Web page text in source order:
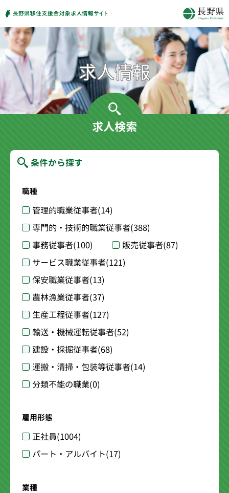
求人検索
条件から探す
職種
管理的職業従事者(14)
専門的・技術的職業従事者(388)
事務従事者(100) 販売従事者(87)
サービス職業従事者(121)
保安職業従事者(13)
農林漁業従事者(37)
生産工程従事者(127)
輸送・機械運転従事者(52)
建設・採掘従事者(68)
運搬・清掃・包装等従事者(14)
分類不能の職業(0)
雇用形態
正社員(1004)
パート・アルバイト(17)
業種